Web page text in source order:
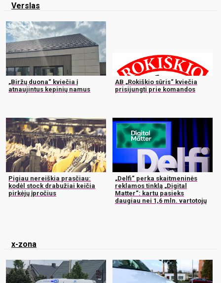
Verslas
„Biržų duona“ kviečia į
atnaujintus kepinių namus
AB „Rokiškio sūris“ kviečia
prisijungti prie komandos
Pigiau nereiškia prasčiau:
kodėl stock drabužiai keičia
pirkėjų įpročius
„Delfi“ perka skaitmeninės
reklamos tinklą „Digital
Matter“: kartu pasieks
daugiau nei 1,6 mln. vartotojų
x-zona